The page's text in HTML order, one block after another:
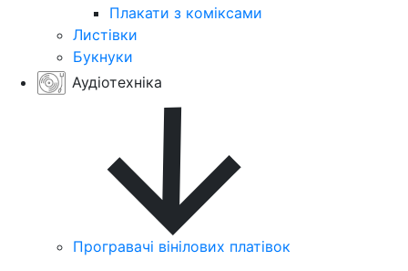
Плакати з коміксами
Листівки
Букнуки
Аудіотехніка
Програвачі вінілових платівок